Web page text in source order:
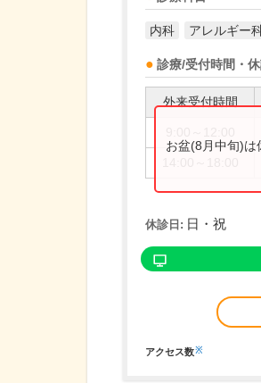
内科 アレルギー
診療/受付時間・休
外来受付時間
お盆(8月中旬)は
休診日: 日・祝
アクセス数※